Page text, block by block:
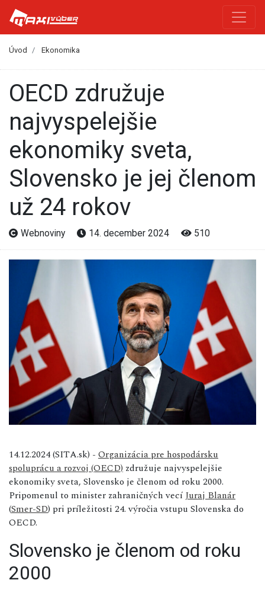
Úvod Ekonomika
OECD združuje
najvyspelejšie
ekonomiky sveta,
Slovensko je jej členom
už 24 rokov
Webnoviny 14. december 2024 510
14.12.2024 (SITA.sk) - Organizácia pre hospodársku
spoluprácu a rozvoj (OECD) združuje najvyspelejšie
ekonomiky sveta, Slovensko je členom od roku 2000.
Pripomenul to minister zahraničných vecí Juraj Blanár
(Smer-SD) pri príležitosti 24. výročia vstupu Slovenska do
OECD.
Slovensko je členom od roku
2000